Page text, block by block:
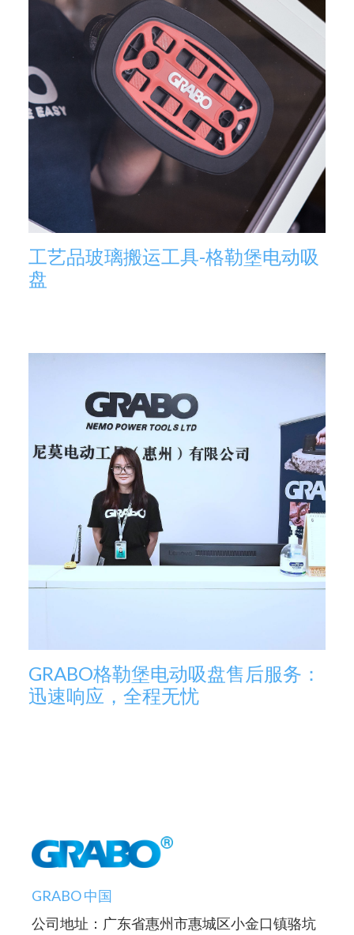
工艺品玻璃搬运工具-格勒堡电动吸
盘
GRABO格勒堡电动吸盘售后服务：
迅速响应，全程无忧
GRABO 中国
公司地址：广东省惠州市惠城区小金口镇骆坑